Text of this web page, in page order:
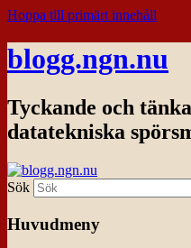
Hoppa till primärt innehåll
blogg.ngn.nu
Tyckande och
datatekniska
Sök
Huvudmeny